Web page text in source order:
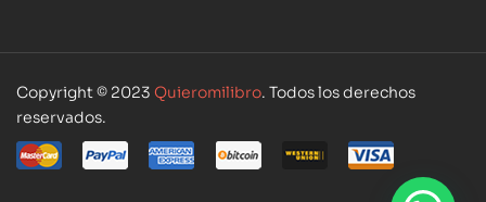
Copyright © 2023 Quieromilibro. Todos los derechos
reservados.